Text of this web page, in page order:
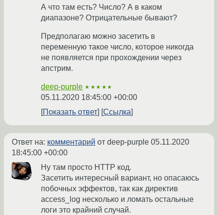
А что там есть? Число? А в каком
диапазоне? Отрицательные бывают?
Предполагаю можно засетить в
переменную такое число, которое никогда
не появляется при прохождении через
апстрим.
deep-purple ★★★★★
05.11.2020 18:45:00 +00:00
Показать ответ
Ссылка
Ответ на: комментарий от deep-purple 05.11.2020
18:45:00 +00:00
Ну там просто HTTP код.
Засетить интересный вариант, но опасаюсь
побочных эффектов, так как директив
access_log несколько и ломать остальные
логи это крайний случай.